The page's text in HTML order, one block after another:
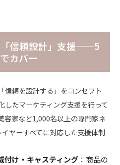
「信頼設計」支援——5
カバー
信頼を設計する」をコンセプト
したマーケティング支援を行って
容家など1,000名以上の専門家ネ
ヤーすべてに対応した支援体制
付け・キャスティング ：商品の